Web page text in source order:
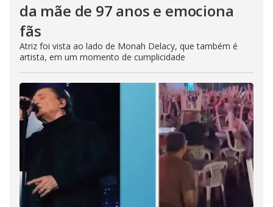
da mãe de 97 anos e emociona
fãs
Atriz foi vista ao lado de Monah Delacy, que também é
artista, em um momento de cumplicidade